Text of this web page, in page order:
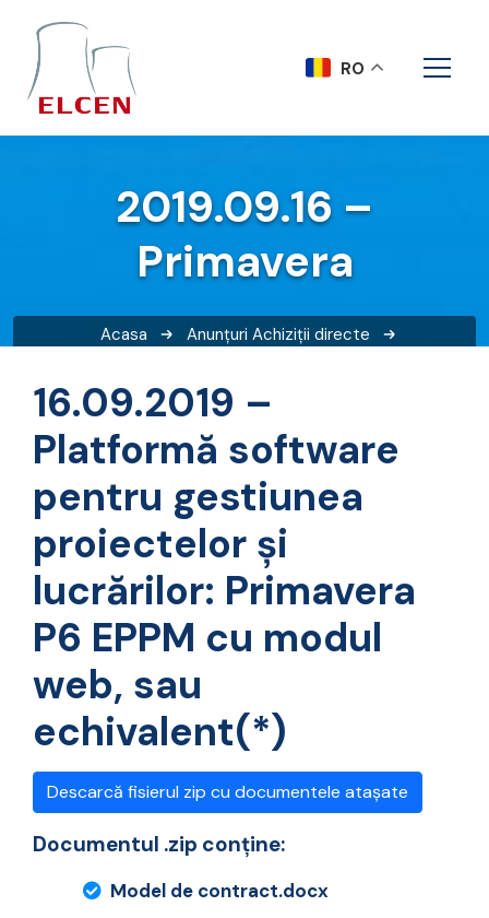
2019.09.16 –
Primavera
Acasa Anunțuri Achiziții directe
16.09.2019 –
Platformă software
pentru gestiunea
proiectelor și
lucrărilor: Primavera
P6 EPPM cu modul
web, sau
echivalent(*)
Descarcă fisierul zip cu documentele atașate
Documentul .zip conține:
Model de contract.docx
RO